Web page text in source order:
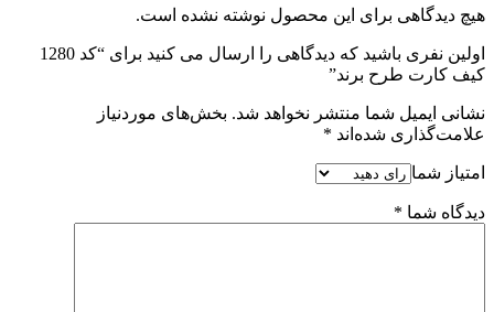
هیچ دیدگاهی برای این محصول نوشته نشده است.
اولین نفری باشید که دیدگاهی را ارسال می کنید برای “کد 1280
کیف کارت طرح برند”
نشانی ایمیل شما منتشر نخواهد شد. بخش‌های موردنیاز
علامت‌گذاری شده‌اند *
امتیاز شما
دیدگاه شما *